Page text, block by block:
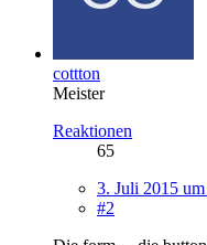
cottton
Meister
Reaktionen
65
3. Juli 2015
#2